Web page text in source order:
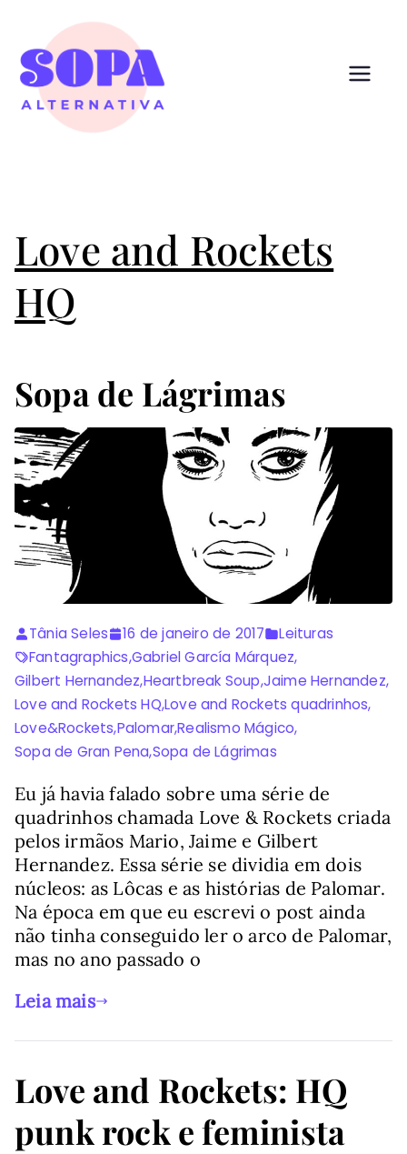
conteúdo
Love and Rockets
HQ
Sopa de Lágrimas
Tânia Seles 16 de janeiro de 2017
Leituras
Fantagraphics,Gabriel García Márquez,
Gilbert Hernandez,Heartbreak Soup,Jaime Hernandez,
Love and Rockets HQ,Love and Rockets quadrinhos,
Love&Rockets,Palomar,Realismo Mágico,
Sopa de Gran Pena,Sopa de Lágrimas
Eu já havia falado sobre uma série de
quadrinhos chamada Love & Rockets criada
pelos irmãos Mario, Jaime e Gilbert
Hernandez. Essa série se dividia em dois
núcleos: as Lôcas e as histórias de Palomar.
Na época em que eu escrevi o post ainda
não tinha conseguido ler o arco de Palomar,
mas no ano passado o
Leia mais
Love and Rockets: HQ
punk rock e feminista